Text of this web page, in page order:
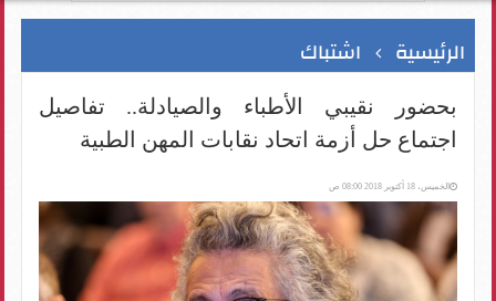
الرئيسية اشتباك
بحضور نقيبي الأطباء والصيادلة.. تفاصيل
اجتماع حل أزمة اتحاد نقابات المهن الطبية
الخميس، 18 أكتوبر 2018 08:00 ص